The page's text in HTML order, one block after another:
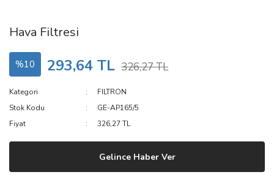
Hava Filtresi
%10 293,64 TL 326,27 TL
Kategori
FILTRON
Stok Kodu
GE-AP165/5
Fiyat
326,27 TL
Gelince Haber Ver